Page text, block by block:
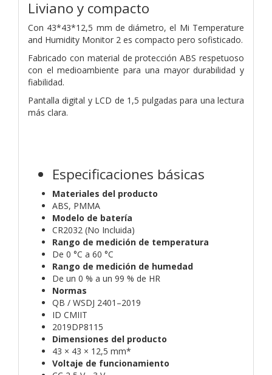
Liviano y compacto
Con 43*43*12,5 mm de diámetro, el Mi Temperature
and Humidity Monitor 2 es compacto pero sofisticado.
Fabricado con material de protección ABS respetuoso
con el medioambiente para una mayor durabilidad y
fiabilidad.
Pantalla digital y LCD de 1,5 pulgadaspara una lectura
más clara.
Especificaciones básicas
Materiales del producto
ABS, PMMA
Modelo de batería
CR2032 (No Incluida)
Rango de medición de temperatura
De 0 °C a 60 °C
Rango de medición de humedad
De un 0 % a un 99 % de HR
Normas
QB / WSDJ 2401–2019
ID CMIIT
2019DP8115
Dimensiones del producto
43 × 43 × 12,5 mm*
Voltaje de funcionamiento